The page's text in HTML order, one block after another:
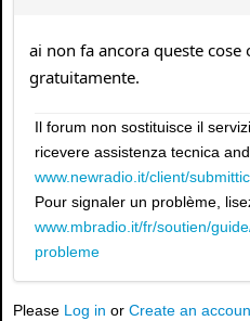
ai non fa ancora queste
gratuitamente.
Il forum non sostituisce il
ricevere assistenza tecnica
www.newradio.it/client/
Pour signaler un problème,
www.mbradio.it/fr/soutien/
probleme
Please Log in or Create an